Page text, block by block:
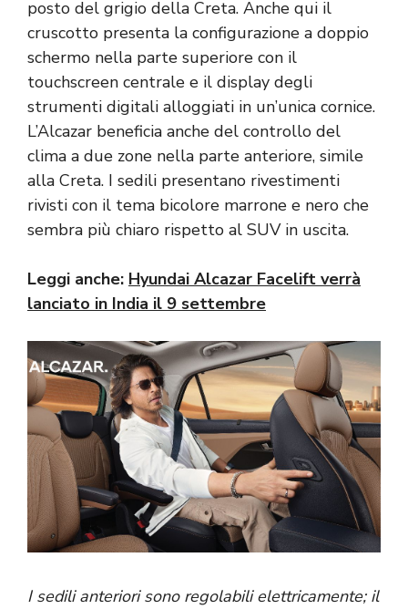
posto del grigio della Creta. Anche qui il
cruscotto presenta la configurazione a doppio
schermo nella parte superiore con il
touchscreen centrale e il display degli
strumenti digitali alloggiati in un’unica cornice.
L’Alcazar beneficia anche del controllo del
clima a due zone nella parte anteriore, simile
alla Creta. I sedili presentano rivestimenti
rivisti con il tema bicolore marrone e nero che
sembra più chiaro rispetto al SUV in uscita.
Leggi anche: Hyundai Alcazar Facelift verrà
lanciato in India il 9 settembre
I sedili anteriori sono regolabili elettricamente; il